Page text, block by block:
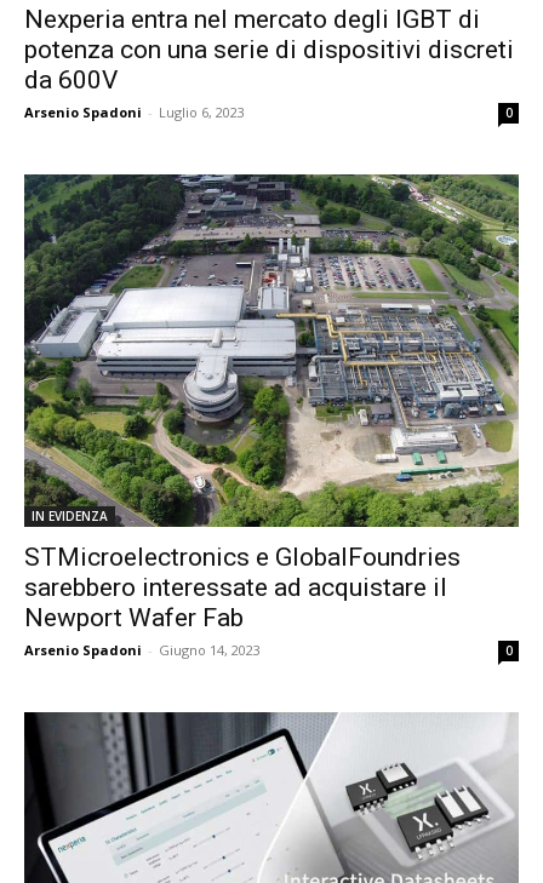
Nexperia entra nel mercato degli IGBT di
potenza con una serie di dispositivi discreti
da 600V
Arsenio Spadoni - Luglio 6, 2023 0
IN EVIDENZA
STMicroelectronics e GlobalFoundries
sarebbero interessate ad acquistare il
Newport Wafer Fab
Arsenio Spadoni - Giugno 14, 2023 0